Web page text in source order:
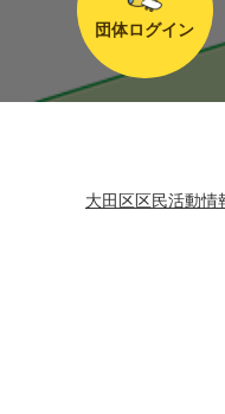
団体ログイン
大田区区民活動情